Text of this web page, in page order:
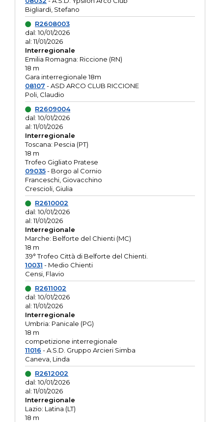
Bigliardi, Stefano
R2608003
dal: 10/01/2026
al: 11/01/2026
Interregionale
Emilia Romagna: Riccione (RN)
18 m
Gara interregionale 18m
08107 - ASD ARCO CLUB RICCIONE
Poli, Claudio
R2609004
dal: 10/01/2026
al: 11/01/2026
Interregionale
Toscana: Pescia (PT)
18 m
Trofeo Gigliato Pratese
09035- Borgo al Cornio
Franceschi, Giovacchino
Crescioli, Giulia
R2610002
dal: 10/01/2026
al: 11/01/2026
Interregionale
Marche: Belforte del Chienti (MC)
18 m
39° Trofeo Città di Belforte del Chienti.
10031 - Medio Chienti
Censi, Flavio
R2611002
dal: 10/01/2026
al: 11/01/2026
Interregionale
Umbria: Panicale (PG)
18 m
competizione interregionale
11016 - A.S.D. Gruppo Arcieri Simba
Caneva, Linda
R2612002
dal: 10/01/2026
al: 11/01/2026
Interregionale
Lazio: Latina (LT)
18 m